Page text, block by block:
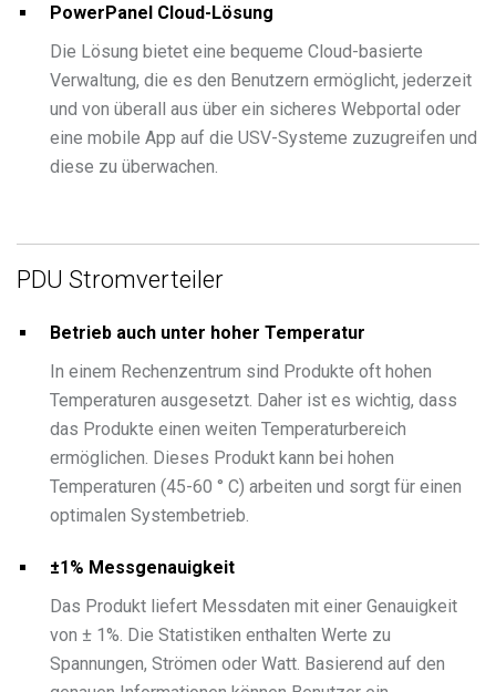
PowerPanel Cloud-Lösung
Die Lösung bietet eine bequeme Cloud-basierte
Verwaltung, die es den Benutzern ermöglicht, jederzeit
und von überall aus über ein sicheres Webportal oder
eine mobile App auf die USV-Systeme zuzugreifen und
diese zu überwachen.
PDU Stromverteiler
Betrieb auch unter hoher Temperatur
In einem Rechenzentrum sind Produkte oft hohen
Temperaturen ausgesetzt. Daher ist es wichtig, dass
das Produkte einen weiten Temperaturbereich
ermöglichen. Dieses Produkt kann bei hohen
Temperaturen (45-60 ° C) arbeiten und sorgt für einen
optimalen Systembetrieb.
±1% Messgenauigkeit
Das Produkt liefert Messdaten mit einer Genauigkeit
von ± 1%. Die Statistiken enthalten Werte zu
Spannungen, Strömen oder Watt. Basierend auf den